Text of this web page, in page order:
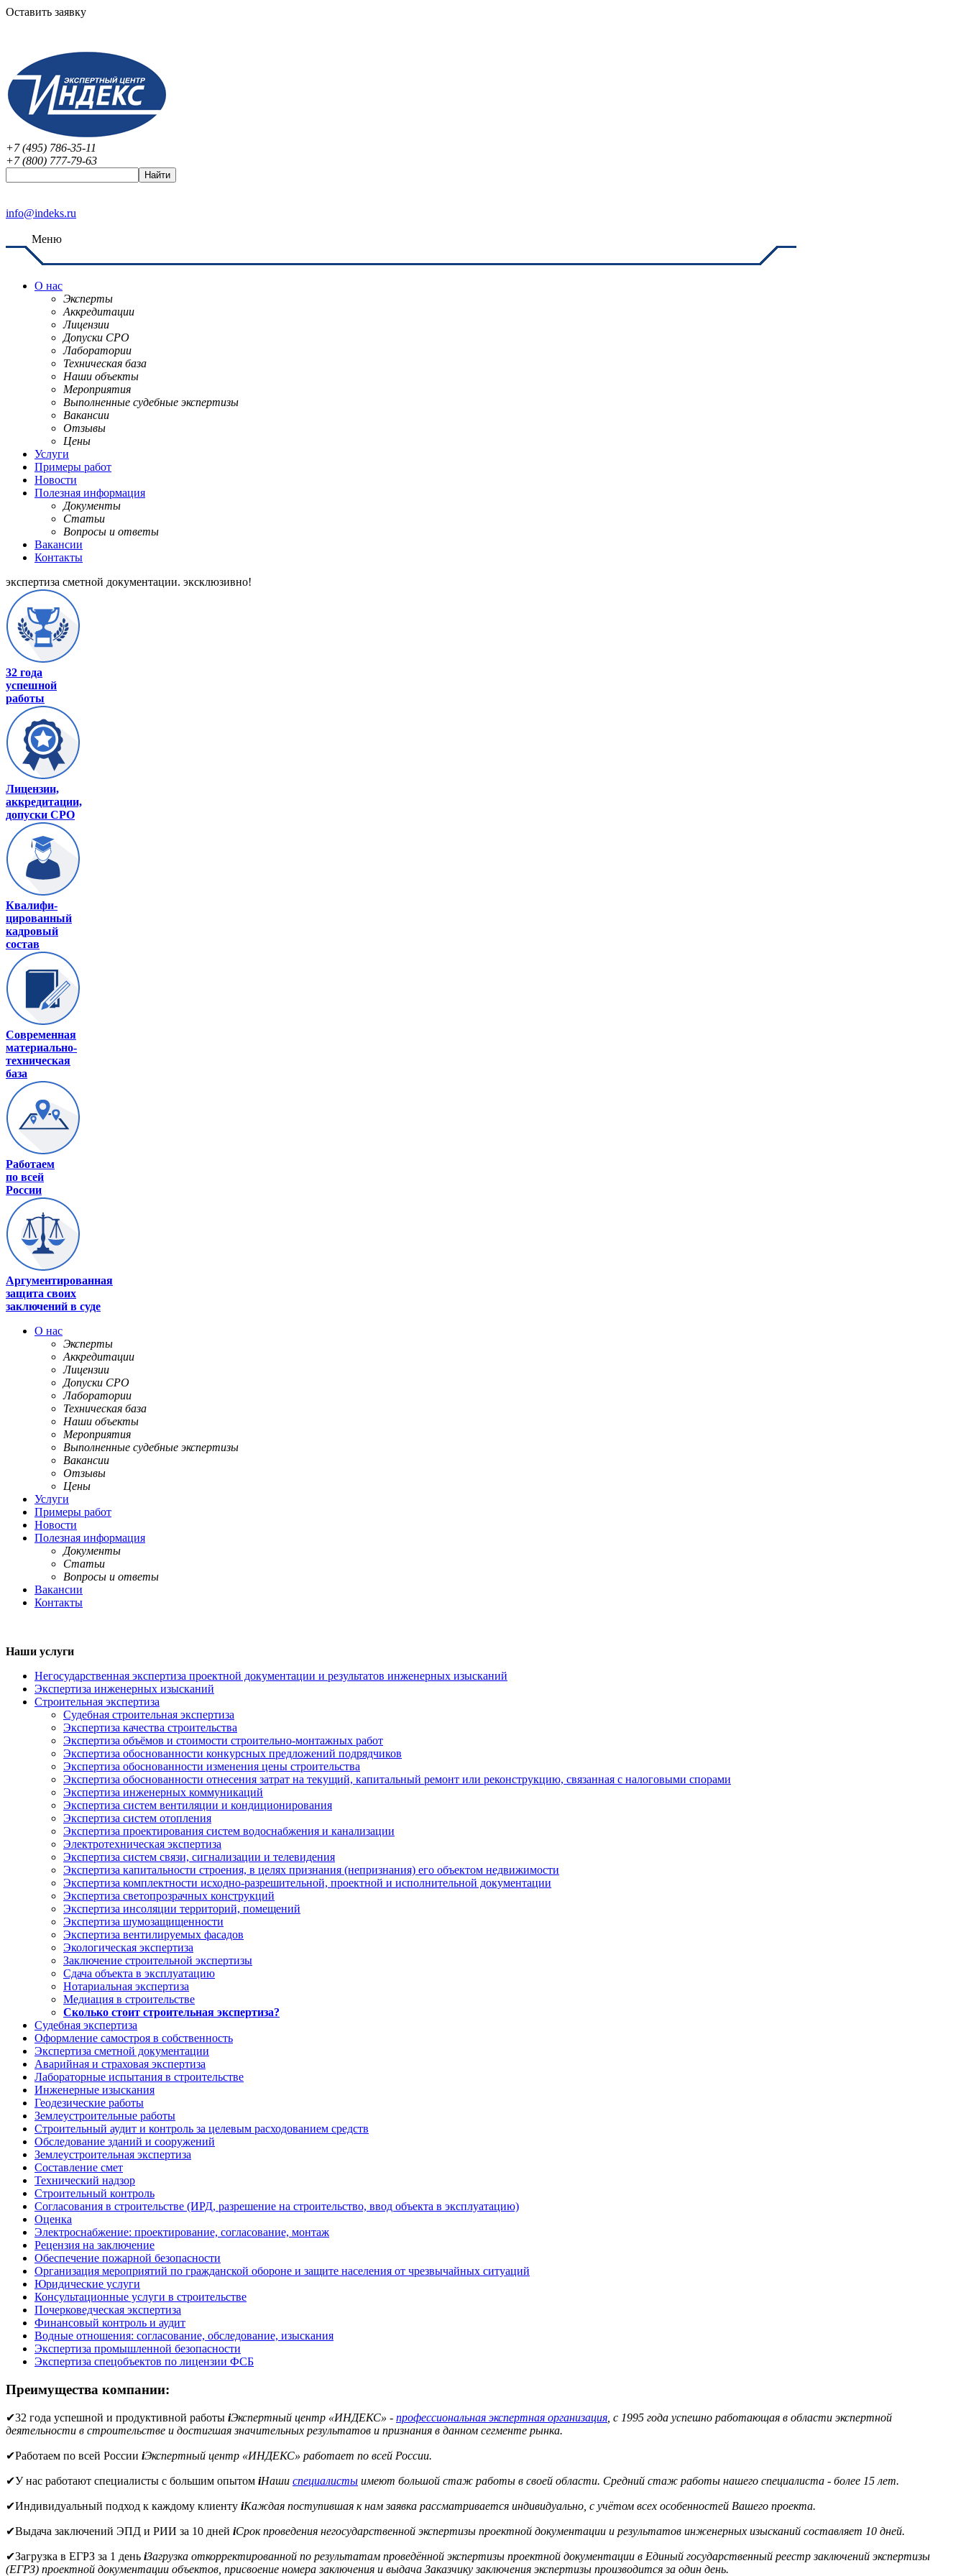
Оставить заявку
+7 (495) 786-35-11
+7 (800) 777-79-63
info@indeks.ru
Меню
О нас
Эксперты
Аккредитации
Лицензии
Допуски СРО
Лаборатории
Техническая база
Наши объекты
Мероприятия
Выполненные судебные экспертизы
Вакансии
Отзывы
Цены
Услуги
Примеры работ
Новости
Полезная информация
Документы
Статьи
Вопросы и ответы
Вакансии
Контакты
экспертиза сметной документации. эксклюзивно!
32 года
успешной
работы
Лицензии,
аккредитации,
допуски СРО
Квалифи-
цированный
кадровый
состав
Современная
материально-
техническая
база
Работаем
по всей
России
Аргументированная
защита своих
заключений в суде
О нас
Эксперты
Аккредитации
Лицензии
Допуски СРО
Лаборатории
Техническая база
Наши объекты
Мероприятия
Выполненные судебные экспертизы
Вакансии
Отзывы
Цены
Услуги
Примеры работ
Новости
Полезная информация
Документы
Статьи
Вопросы и ответы
Вакансии
Контакты
Наши услуги
Негосударственная экспертиза проектной документации и результатов инженерных изысканий
Экспертиза инженерных изысканий
Строительная экспертиза
Судебная строительная экспертиза
Экспертиза качества строительства
Экспертиза объёмов и стоимости строительно-монтажных работ
Экспертиза обоснованности конкурсных предложений подрядчиков
Экспертиза обоснованности изменения цены строительства
Экспертиза обоснованности отнесения затрат на текущий, капитальный ремонт или реконструкцию, связанная с налоговыми спорами
Экспертиза инженерных коммуникаций
Экспертиза систем вентиляции и кондиционирования
Экспертиза систем отопления
Экспертиза проектирования систем водоснабжения и канализации
Электротехническая экспертиза
Экспертиза систем связи, сигнализации и телевидения
Экспертиза капитальности строения, в целях признания (непризнания) его объектом недвижимости
Экспертиза комплектности исходно-разрешительной, проектной и исполнительной документации
Экспертиза светопрозрачных конструкций
Экспертиза инсоляции территорий, помещений
Экспертиза шумозащищенности
Экспертиза вентилируемых фасадов
Экологическая экспертиза
Заключение строительной экспертизы
Сдача объекта в эксплуатацию
Нотариальная экспертиза
Медиация в строительстве
Сколько стоит строительная экспертиза?
Судебная экспертиза
Оформление самостроя в собственность
Экспертиза сметной документации
Аварийная и страховая экспертиза
Лабораторные испытания в строительстве
Инженерные изыскания
Геодезические работы
Землеустроительные работы
Строительный аудит и контроль за целевым расходованием средств
Обследование зданий и сооружений
Землеустроительная экспертиза
Составление смет
Технический надзор
Строительный контроль
Согласования в строительстве (ИРД, разрешение на строительство, ввод объекта в эксплуатацию)
Оценка
Электроснабжение: проектирование, согласование, монтаж
Рецензия на заключение
Обеспечение пожарной безопасности
Организация мероприятий по гражданской обороне и защите населения от чрезвычайных ситуаций
Юридические услуги
Консультационные услуги в строительстве
Почерковедческая экспертиза
Финансовый контроль и аудит
Водные отношения: согласование, обследование, изыскания
Экспертиза промышленной безопасности
Экспертиза спецобъектов по лицензии ФСБ
Преимущества компании:
✔32 года успешной и продуктивной работы iЭкспертный центр «ИНДЕКС» - профессиональная экспертная организация, с 1995 года успешно работающая в области экспертной
деятельности в строительстве и достигшая значительных результатов и признания в данном сегменте рынка.
✔Работаем по всей России iЭкспертный центр «ИНДЕКС» работает по всей России.
✔У нас работают специалисты с большим опытом iНаши специалисты имеют большой стаж работы в своей области. Средний стаж работы нашего специалиста - более 15 лет.
✔Индивидуальный подход к каждому клиенту iКаждая поступившая к нам заявка рассматривается индивидуально, с учётом всех особенностей Вашего проекта.
✔Выдача заключений ЭПД и РИИ за 10 дней iСрок проведения негосударственной экспертизы проектной документации и результатов инженерных изысканий составляет 10 дней.
✔Загрузка в ЕГРЗ за 1 день iЗагрузка откорректированной по результатам проведённой экспертизы проектной документации в Единый государственный реестр заключений экспертизы
(ЕГРЗ) проектной документации объектов, присвоение номера заключения и выдача Заказчику заключения экспертизы производится за один день.